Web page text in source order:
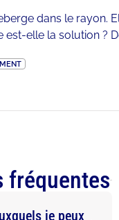
dans le rayon.
est-elle la solution ?
fréquentes
je peux